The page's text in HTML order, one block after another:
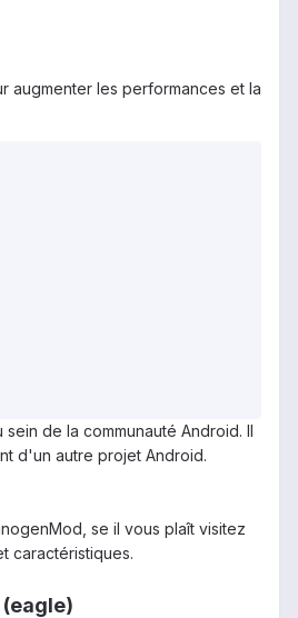
augmenter les performances et la
de la communauté Android. Il
d'un autre projet Android.
se il vous plaît visitez
caractéristiques.